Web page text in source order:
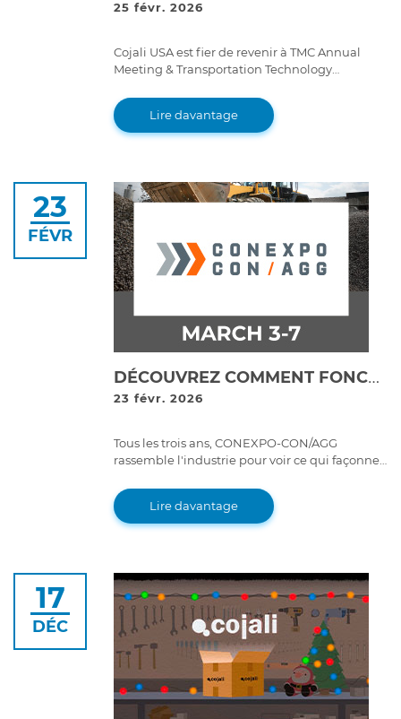
25 févr. 2026
Cojali USA est fier de revenir à TMC Annual
Meeting & Transportation Technology
70ème anniversaire du Technology &
Maintenance Council.
Lire davantage
23
FÉVR
DÉCOUVREZ COMMENT FONCTIONNE LE TEMPS D'ACTIVITÉ : COJALI PRÉSENTERA SES OUTILS DE MAINTENANCE DE DERNIÈRE GÉNÉRATION À CONEXPO 2026
23 févr. 2026
Tous les trois ans, CONEXPO-CON/AGG
rassemble l'industrie pour voir ce qui façonne
lourdes.
Lire davantage
17
DÉC